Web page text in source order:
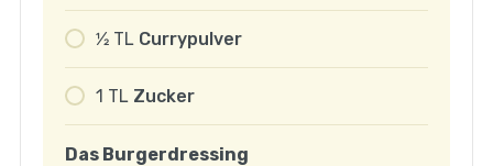
1⁄2 TL Currypulver
1 TL Zucker
Das Burgerdressing